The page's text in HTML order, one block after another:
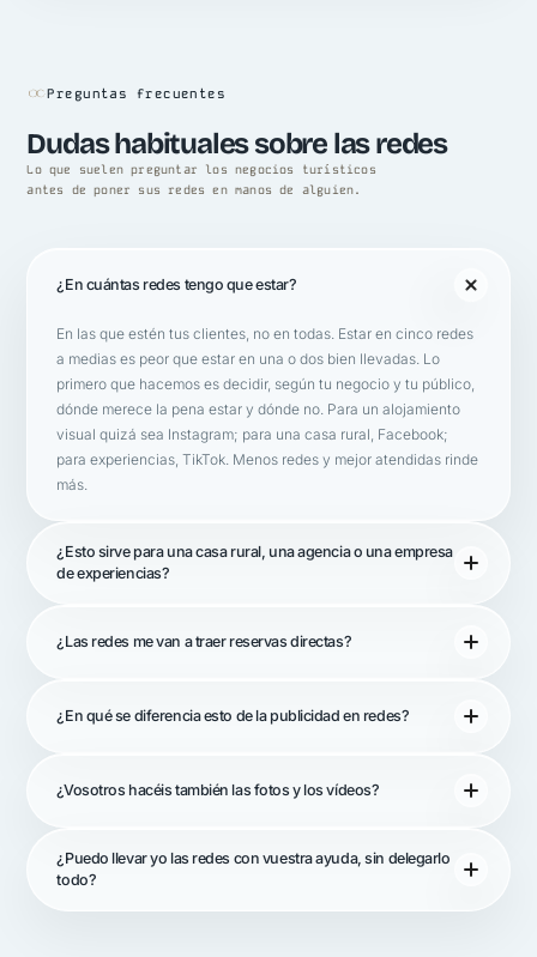
Preguntas frecuentes
Dudas habituales sobre las redes
Lo que suelen preguntar los negocios turísticos
antes de poner sus redes en manos de alguien.
¿En cuántas redes tengo que estar?
En las que estén tus clientes, no en todas. Estar en cinco redes
a medias es peor que estar en una o dos bien llevadas. Lo
primero que hacemos es decidir, según tu negocio y tu público,
dónde merece la pena estar y dónde no. Para un alojamiento
visual quizá sea Instagram; para una casa rural, Facebook;
para experiencias, TikTok. Menos redes y mejor atendidas rinde
más.
¿Esto sirve para una casa rural, una agencia o una empresa
de experiencias?
¿Las redes me van a traer reservas directas?
¿En qué se diferencia esto de la publicidad en redes?
¿Vosotros hacéis también las fotos y los vídeos?
¿Puedo llevar yo las redes con vuestra ayuda, sin delegarlo
todo?